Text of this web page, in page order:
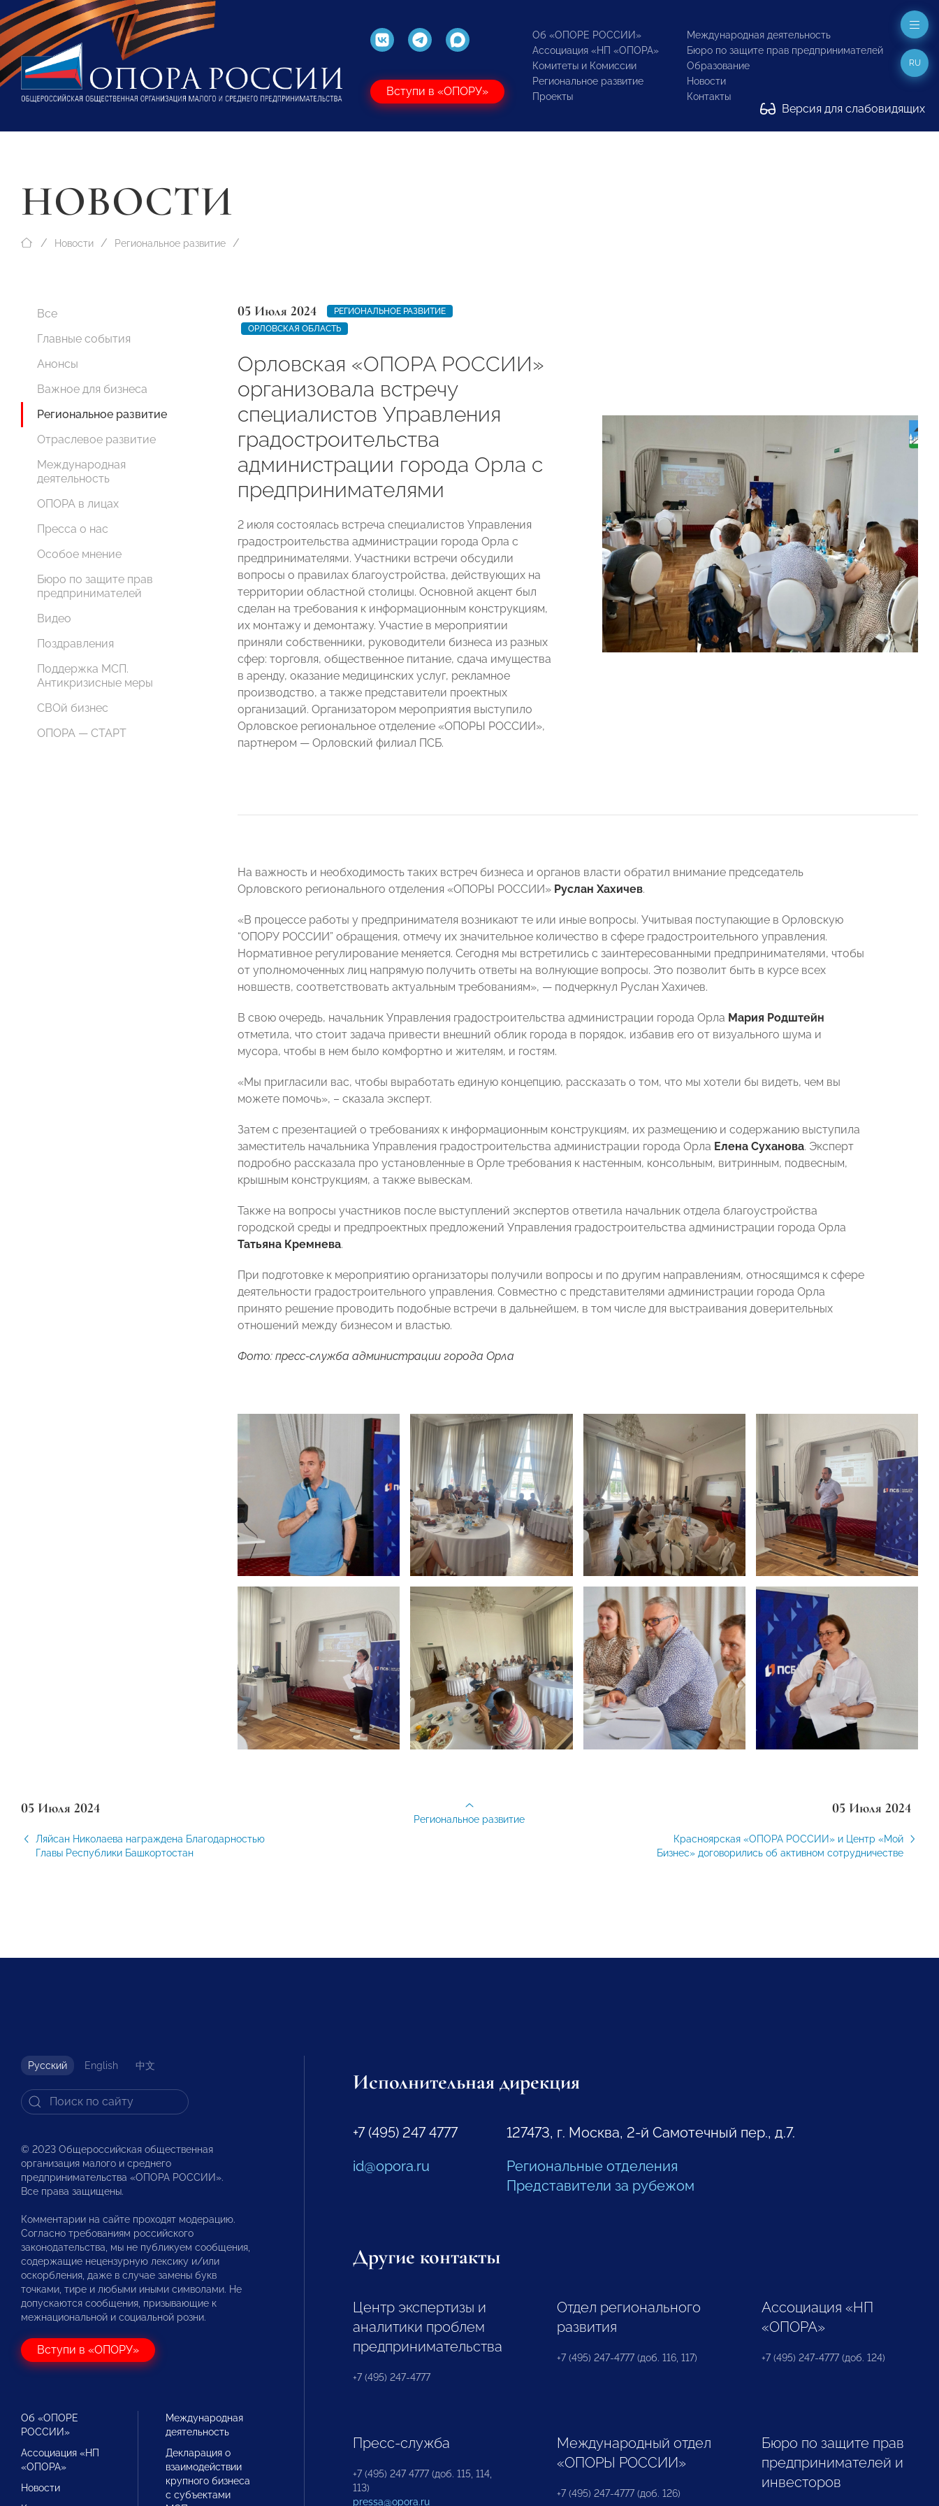
Вступи в «ОПОРУ»
Об «ОПОРЕ РОССИИ»
Ассоциация «НП «ОПОРА»
Комитеты и Комиссии
Региональное развитие
Проекты
Международная деятельность
Бюро по защите прав предпринимателей
Образование
Новости
Контакты
Версия для слабовидящих
RU
НОВОСТИ
Новости Региональное развитие
Все
Главные события
Анонсы
Важное для бизнеса
Региональное развитие
Отраслевое развитие
Международная
деятельность
ОПОРА в лицах
Пресса о нас
Особое мнение
Бюро по защите прав
предпринимателей
Видео
Поздравления
Поддержка МСП.
Антикризисные меры
СВОй бизнес
ОПОРА — СТАРТ
05 Июля 2024
РЕГИОНАЛЬНОЕ РАЗВИТИЕ
ОРЛОВСКАЯ ОБЛАСТЬ
Орловская «ОПОРА РОССИИ»
организовала встречу
специалистов Управления
градостроительства
администрации города Орла с
предпринимателями
2 июля состоялась встреча специалистов Управления
градостроительства администрации города Орла с
предпринимателями. Участники встречи обсудили
вопросы о правилах благоустройства, действующих на
территории областной столицы. Основной акцент был
сделан на требования к информационным конструкциям,
их монтажу и демонтажу. Участие в мероприятии
приняли собственники, руководители бизнеса из разных
сфер: торговля, общественное питание, сдача имущества
в аренду, оказание медицинских услуг, рекламное
производство, а также представители проектных
организаций. Организатором мероприятия выступило
Орловское региональное отделение «ОПОРЫ РОССИИ»,
партнером — Орловский филиал ПСБ.
На важность и необходимость таких встреч бизнеса и органов власти обратил внимание председатель
Орловского регионального отделения «ОПОРЫ РОССИИ» Руслан Хахичев.
«В процессе работы у предпринимателя возникают те или иные вопросы. Учитывая поступающие в Орловскую
“ОПОРУ РОССИИ” обращения, отмечу их значительное количество в сфере градостроительного управления.
Нормативное регулирование меняется. Сегодня мы встретились с заинтересованными предпринимателями, чтобы
от уполномоченных лиц напрямую получить ответы на волнующие вопросы. Это позволит быть в курсе всех
новшеств, соответствовать актуальным требованиям», — подчеркнул Руслан Хахичев.
В свою очередь, начальник Управления градостроительства администрации города Орла Мария Родштейн
отметила, что стоит задача привести внешний облик города в порядок, избавив его от визуального шума и
мусора, чтобы в нем было комфортно и жителям, и гостям.
«Мы пригласили вас, чтобы выработать единую концепцию, рассказать о том, что мы хотели бы видеть, чем вы
можете помочь», – сказала эксперт.
Затем с презентацией о требованиях к информационным конструкциям, их размещению и содержанию выступила
заместитель начальника Управления градостроительства администрации города Орла Елена Суханова. Эксперт
подробно рассказала про установленные в Орле требования к настенным, консольным, витринным, подвесным,
крышным конструкциям, а также вывескам.
Также на вопросы участников после выступлений экспертов ответила начальник отдела благоустройства
городской среды и предпроектных предложений Управления градостроительства администрации города Орла
Татьяна Кремнева.
При подготовке к мероприятию организаторы получили вопросы и по другим направлениям, относящимся к сфере
деятельности градостроительного управления. Совместно с представителями администрации города Орла
принято решение проводить подобные встречи в дальнейшем, в том числе для выстраивания доверительных
отношений между бизнесом и властью.
Фото: пресс-служба администрации города Орла
05 Июля 2024
Ляйсан Николаева награждена Благодарностью
Главы Республики Башкортостан
05 Июля 2024
Красноярская «ОПОРА РОССИИ» и Центр «Мой
Бизнес» договорились об активном сотрудничестве
Региональное развитие
Русский English 中文
© 2023 Общероссийская общественная
организация малого и среднего
предпринимательства «ОПОРА РОССИИ».
Все права защищены.
Комментарии на сайте проходят модерацию.
Согласно требованиям российского
законодательства, мы не публикуем сообщения,
содержащие нецензурную лексику и/или
оскорбления, даже в случае замены букв
точками, тире и любыми иными символами. Не
допускаются сообщения, призывающие к
межнациональной и социальной розни.
Вступи в «ОПОРУ»
Об «ОПОРЕ
РОССИИ»
Ассоциация «НП
«ОПОРА»
Новости
Международная
деятельность
Декларация о
взаимодействии
крупного бизнеса
с субъектами
Исполнительная дирекция
+7 (495) 247 4777
id@opora.ru
127473, г. Москва, 2-й Самотечный пер., д.7.
Региональные отделения
Представители за рубежом
Другие контакты
Центр экспертизы и
аналитики проблем
предпринимательства
+7 (495) 247-4777
Отдел регионального
развития
+7 (495) 247-4777 (доб. 116, 117)
Ассоциация «НП
«ОПОРА»
+7 (495) 247-4777 (доб. 124)
Пресс-служба
+7 (495) 247 4777 (доб. 115, 114,
113)
pressa@opora.ru
Международный отдел
«ОПОРЫ РОССИИ»
+7 (495) 247-4777 (доб. 126)
Бюро по защите прав
предпринимателей и
инвесторов